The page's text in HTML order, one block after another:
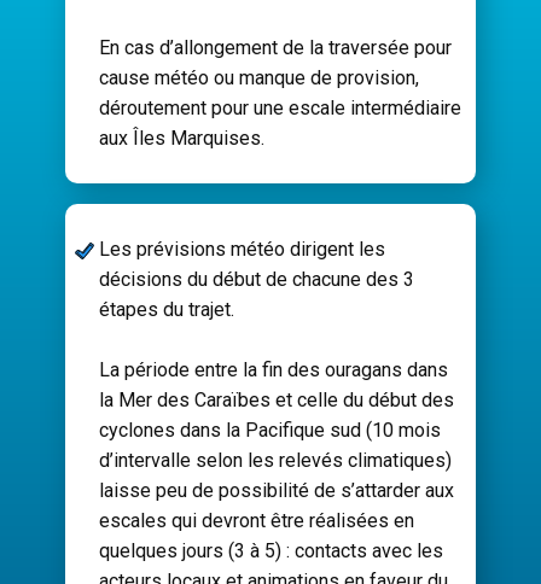
En cas d’allongement de la traversée pour
cause météo ou manque de provision,
déroutement pour une escale intermédiaire
aux Îles Marquises.
​Les prévisions météo dirigent les
décisions du début de chacune des 3
étapes du trajet.
La période entre la fin des ouragans dans
la Mer des Caraïbes et celle du début des
cyclones dans la Pacifique sud (10 mois
d’intervalle selon les relevés climatiques)
laisse peu de possibilité de s’attarder aux
escales qui devront être réalisées en
quelques jours (3 à 5) : contacts avec les